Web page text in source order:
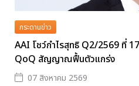
กระดานข่าว
AAI โชว์กำไรสุทธิ Q2/2569 ที่
QoQ สัญญาณฟื้นตัวแกร่ง
07 สิงหาคม 2569